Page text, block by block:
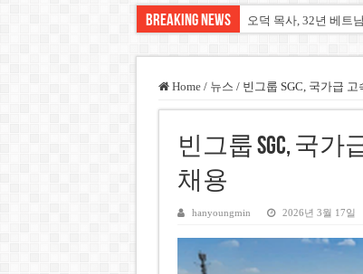
Breaking News 오덕 목사, 32년 베트
MWG 대표 “올해 이익
FIFA 인판티노 회장,
미화원 쪽방 휴게실
우크라이나 전황
호찌민 Đá Đỏ 수로 정
미 국방부, 육군 참모
Home / 뉴스 / 빈그룹 SGC, 국가급
빈그룹 SGC, 국
채용
hanyoungmin 2026년 3월 17일